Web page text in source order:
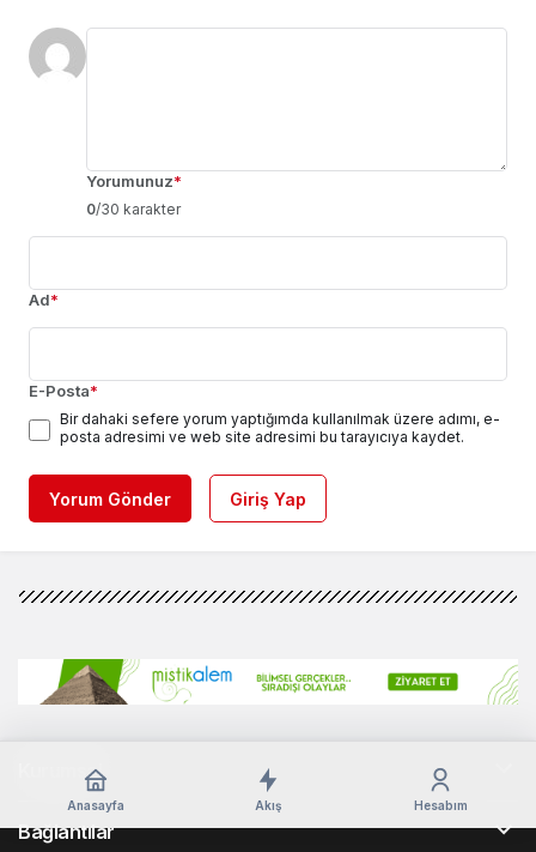
Yorumunuz*
0/30 karakter
Ad*
E-Posta*
Bir dahaki sefere yorum yaptığımda kullanılmak üzere adımı, e-
posta adresimi ve web site adresimi bu tarayıcıya kaydet.
Yorum Gönder Giriş Yap
Anasayfa Akış Hesabım
Kurumsal
Bağlantılar